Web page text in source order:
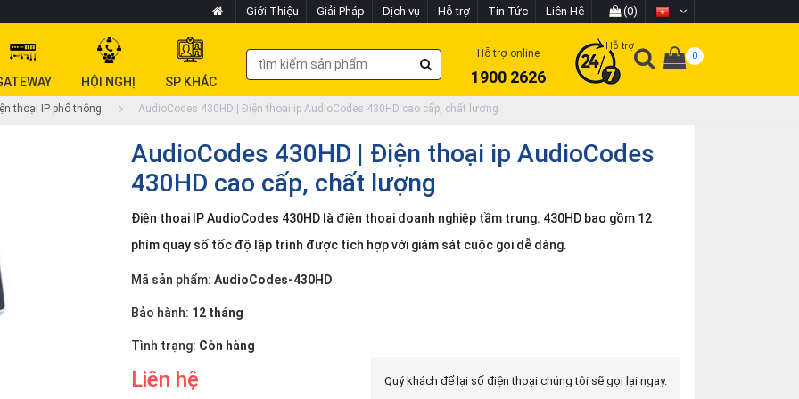
Giới Thiệu Giải Pháp Dịch vụ Hỗ trợ Tin Tức Liên Hệ (0)
HỘI NGHỊ SP KHÁC
Hỗ trợ online
1900 2626
Hỗ trợ
0
thoại IP phổ thông AudioCodes 430HD | Điện thoại ip AudioCodes 430HD cao cấp, chất lượng
AudioCodes 430HD | Điện thoại ip AudioCodes
430HD cao cấp, chất lượng
Điện thoại IP AudioCodes 430HD là điện thoại doanh nghiệp tầm trung. 430HD bao gồm 12
phím quay số tốc độ lập trình được tích hợp với giám sát cuộc gọi dễ dàng.
Mã sản phẩm: AudioCodes-430HD
Bảo hành: 12 tháng
Tình trạng: Còn hàng
Liên hệ Quý khách để lại số điện thoại chúng tôi sẽ gọi lại ngay.